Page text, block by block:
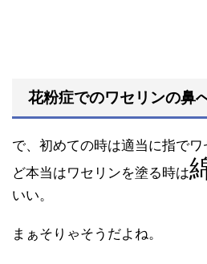
花粉症でのワセリンの鼻
で、初めての時は適当に指で
ど本当はワセリンを塗る時は
いい。
まぁそりゃそうだよね。